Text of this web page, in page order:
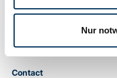
Nur
Contact